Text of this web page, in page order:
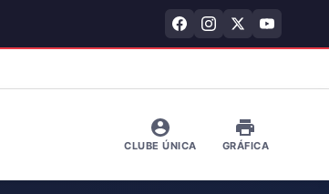
CLUBE ÚNICA GRÁFICA